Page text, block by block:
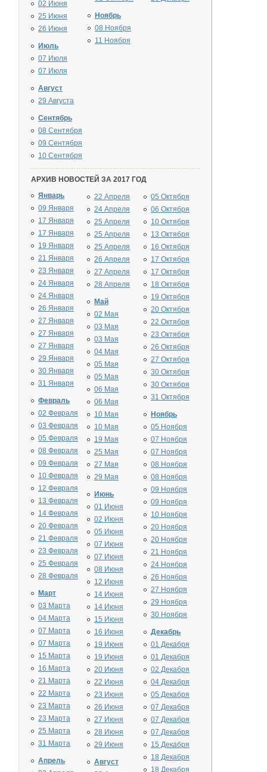
02 Июня
25 Июня
26 Июня
Июль
07 Июля
07 Июля
Август
29 Августа
Сентябрь
08 Сентября
09 Сентября
10 Сентября
Ноябрь
08 Ноября
11 Ноября
АРХИВ НОВОСТЕЙ ЗА 2017 ГОД
Январь
09 Января
17 Января
17 Января
19 Января
21 Января
23 Января
24 Января
24 Января
26 Января
27 Января
27 Января
27 Января
29 Января
30 Января
31 Января
Февраль
02 Февраля
03 Февраля
05 Февраля
08 Февраля
09 Февраля
10 Февраля
12 Февраля
13 Февраля
14 Февраля
20 Февраля
21 Февраля
23 Февраля
25 Февраля
28 Февраля
Март
03 Марта
04 Марта
07 Марта
07 Марта
15 Марта
16 Марта
21 Марта
22 Марта
23 Марта
23 Марта
25 Марта
31 Марта
Апрель
22 Апреля
24 Апреля
25 Апреля
25 Апреля
25 Апреля
26 Апреля
27 Апреля
28 Апреля
Май
02 Мая
03 Мая
03 Мая
04 Мая
05 Мая
05 Мая
06 Мая
06 Мая
10 Мая
10 Мая
19 Мая
25 Мая
27 Мая
29 Мая
Июнь
01 Июня
02 Июня
05 Июня
07 Июня
07 Июня
08 Июня
12 Июня
14 Июня
14 Июня
15 Июня
16 Июня
19 Июня
19 Июня
20 Июня
22 Июня
23 Июня
26 Июня
27 Июня
28 Июня
29 Июня
Август
05 Октября
06 Октября
10 Октября
13 Октября
16 Октября
17 Октября
17 Октября
18 Октября
19 Октября
20 Октября
22 Октября
23 Октября
26 Октября
27 Октября
30 Октября
30 Октября
31 Октября
Ноябрь
05 Ноября
07 Ноября
07 Ноября
08 Ноября
08 Ноября
09 Ноября
09 Ноября
10 Ноября
20 Ноября
20 Ноября
21 Ноября
24 Ноября
26 Ноября
27 Ноября
29 Ноября
30 Ноября
Декабрь
01 Декабря
01 Декабря
02 Декабря
04 Декабря
05 Декабря
07 Декабря
07 Декабря
07 Декабря
15 Декабря
18 Декабря
18 Декабря